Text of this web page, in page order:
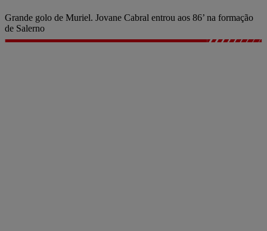
Grande golo de Muriel. Jovane Cabral entrou aos 86’ na formação
de Salerno